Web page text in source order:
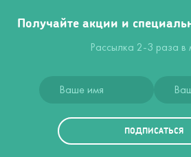
Получайте акции и
Рассылка 2-3 раза в
ПОДПИСАТЬСЯ